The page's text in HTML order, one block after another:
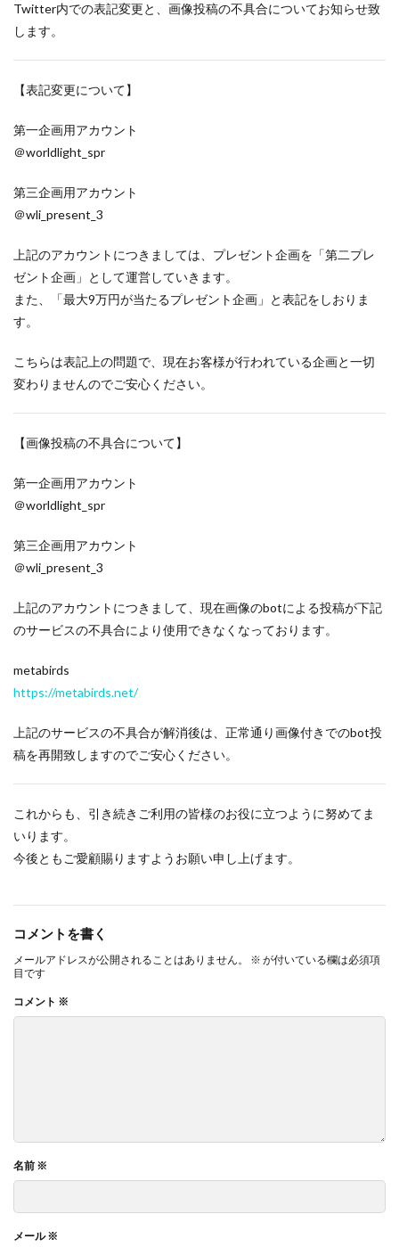
Twitter内での表記変更と、画像投稿の不具合についてお知らせ致
します。
【表記変更について】
第一企画用アカウント
＠worldlight_spr
第三企画用アカウント
＠wli_present_3
上記のアカウントにつきましては、プレゼント企画を「第二プレ
ゼント企画」として運営していきます。
また、「最大9万円が当たるプレゼント企画」と表記をしおりま
す。
こちらは表記上の問題で、現在お客様が行われている企画と一切
変わりませんのでご安心ください。
【画像投稿の不具合について】
第一企画用アカウント
＠worldlight_spr
第三企画用アカウント
＠wli_present_3
上記のアカウントにつきまして、現在画像のbotによる投稿が下記
のサービスの不具合により使用できなくなっております。
metabirds
https://metabirds.net/
上記のサービスの不具合が解消後は、正常通り画像付きでのbot投
稿を再開致しますのでご安心ください。
これからも、引き続きご利用の皆様のお役に立つように努めてま
いります。
今後ともご愛顧賜りますようお願い申し上げます。
コメントを書く
メールアドレスが公開されることはありません。 ※ が付いている欄は必須項
目です
コメント ※
名前 ※
メール※